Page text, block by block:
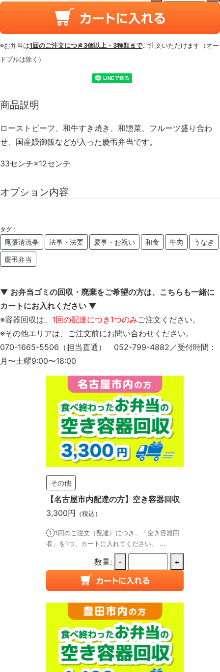
※お弁当は1回のご注文につき3個以上・3種類までご注文いただけます（オー
ドブルは除く）
商品説明
ローストビーフ、和牛すき焼き、和惣菜、フルーツ盛り合わ
せ、国産鰻御飯などが入った慶弔弁当です。
33センチ×12センチ
オプション内容
タグ：
尾張清流亭 法事・法要 慶事・お祝い 和食 牛肉 うなぎ
慶弔弁当
▼ お弁当ゴミの回収・廃棄をご希望の方は、こちらも一緒に
カートにお入れください ▼
※容器回収は、 1回の配達につき1つのみご注文ください。
※その他エリアは、ご注文前にお問い合わせください。
070-1665-5506（担当直通） 052-799-4882／受付時間：
月〜土曜9:00〜18:00
その他
【名古屋市内配達の方】空き容器回収
3,300円
（税込）
①1回のご注文（配達）につき、「空き容器回
収」を1つ、カートに入れてください。 ...
数量: - +